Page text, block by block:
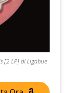
[2 LP] di Ligabue